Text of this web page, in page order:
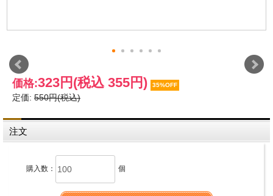
価格:323円 (税込 355円) 35%OFF
定価: 550円(税込)
注文
購入数： 個